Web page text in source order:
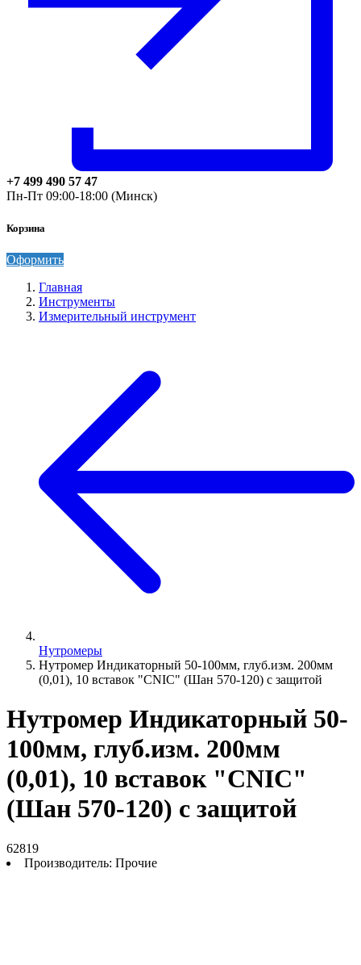
+7 499 490 57 47
Пн-Пт 09:00-18:00 (Минск)
Корзина
Оформить
Главная
Инструменты
Измерительный инструмент
Нутромеры
Нутромер Индикаторный 50-100мм, глуб.изм. 200мм
(0,01), 10 вставок "CNIC" (Шан 570-120) с защитой
Нутромер Индикаторный 50-
100мм, глуб.изм. 200мм
(0,01), 10 вставок "CNIC"
(Шан 570-120) с защитой
62819
Производитель: Прочие